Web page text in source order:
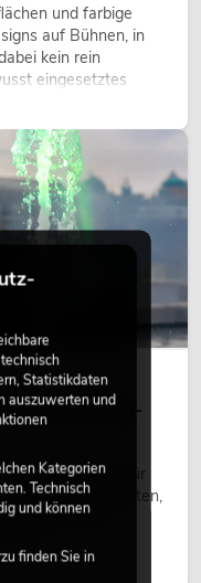
und farbige
auf Bühnen, in
kein rein
eingesetztes
gibt Szenen
Moving-
Scheinwerfer für
Stadtfesten,
und
Statistikdaten
auszuwerten und
Kategorien
Technisch
und können
finden Sie in